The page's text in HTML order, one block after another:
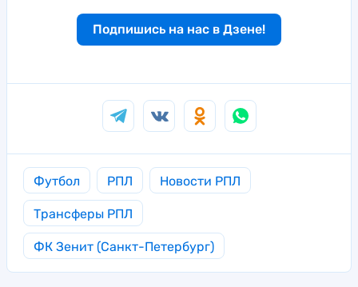
Подпишись на нас в Дзене!
Футбол РПЛ Новости РПЛ
Трансферы РПЛ
ФК Зенит (Санкт-Петербург)